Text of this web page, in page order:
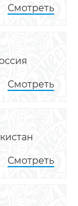
Смотреть
Смотреть
Смотреть